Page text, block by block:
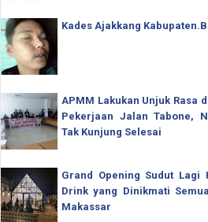
Kades Ajakkang
APMM Lakukan Unjuk Rasa
Pekerjaan Jalan Tabone,
Tak Kunjung Selesai
Grand Opening Sudut Lagi
Drink yang Dinikmati
Makassar